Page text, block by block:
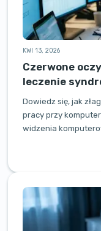
KWI 13, 2026
Czerwone
leczenie
komputerowego
Dowiedz się, jak
pracy przy
widzenia